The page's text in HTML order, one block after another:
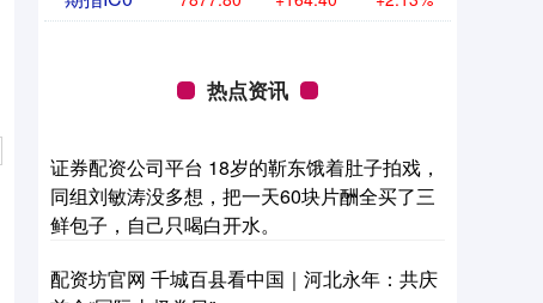
热点资讯
证券配资公司平台 18岁的靳东饿着肚子拍戏，
同组刘敏涛没多想，把一天60块片酬全买了三
鲜包子，自己只喝白开水。
配资坊官网 千城百县看中国｜河北永年：共庆